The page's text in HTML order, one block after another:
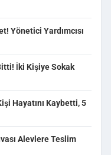
Yönetici Yardımcısı
İki Kişiye Sokak
Hayatını Kaybetti, 5
Alevlere Teslim